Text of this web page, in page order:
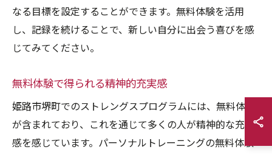
なる目標を設定することができます。無料体験を活用
し、記録を続けることで、新しい自分に出会う喜びを感
じてみてください。
無料体験で得られる精神的充実感
姫路市堺町でのストレングスプログラムには、無料体験
が含まれており、これを通じて多くの人が精神的な充実
感を感じています。パーソナルトレーニングの無料体験